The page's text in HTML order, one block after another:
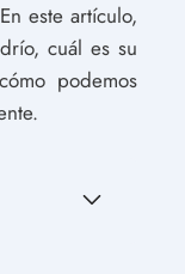
este artículo,
cuál es su
podemos